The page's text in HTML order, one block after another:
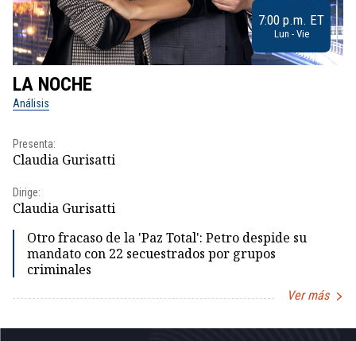
7:00 p.m. ET
Lun - Vie
LA NOCHE
Análisis
Presenta:
Claudia Gurisatti
Dirige:
Claudia Gurisatti
Otro fracaso de la 'Paz Total': Petro despide su
mandato con 22 secuestrados por grupos
criminales
Ver más
1